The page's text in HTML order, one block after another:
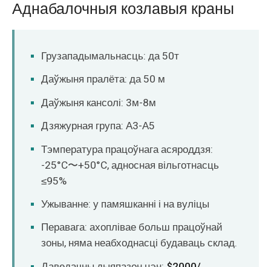
Аднабалочныя козлавыя краны
Грузападымальнасць: да 50т
Даўжыня пралёта: да 50 м
Даўжыня кансолі: 3м-8м
Дзяжурная група: А3-А5
Тэмпература працоўнага асяроддзя:
-25°C〜+50°C, адносная вільготнасць
≤95%
Ужыванне: у памяшканні і на вуліцы
Перавага: ахоплівае больш працоўнай
зоны, няма неабходнасці будаваць склад.